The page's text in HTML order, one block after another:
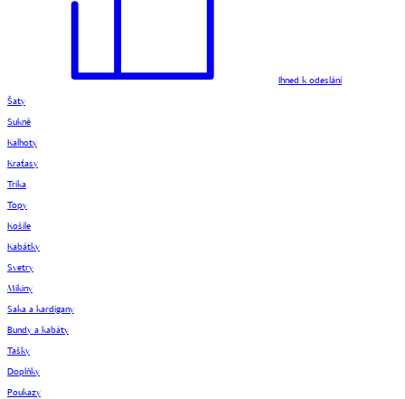
Ihned k odeslání
Šaty
Sukně
Kalhoty
Kraťasy
Trika
Topy
Košile
Kabátky
Svetry
Mikiny
Saka a kardigany
Bundy a kabáty
Tašky
Doplňky
Poukazy